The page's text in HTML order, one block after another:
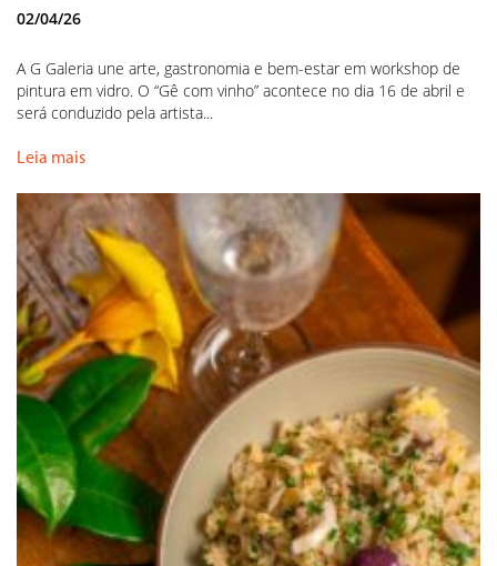
02/04/26
A G Galeria une arte, gastronomia e bem-estar em workshop de
pintura em vidro. O “Gê com vinho” acontece no dia 16 de abril e
será conduzido pela artista...
Leia mais